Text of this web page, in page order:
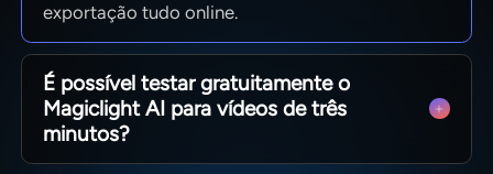
exportação tudo online.
É possível testar gratuitamente o
Magiclight AI para vídeos de três
minutos?